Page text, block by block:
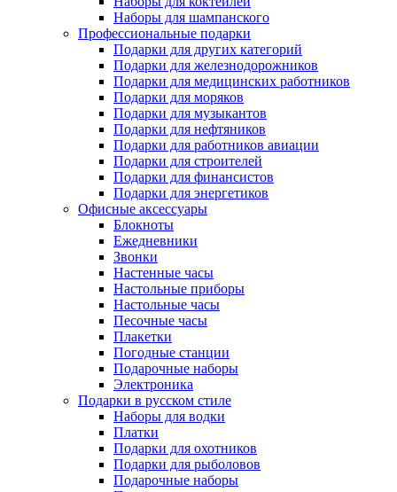
Наборы для шампанского
Профессиональные подарки
Подарки для других категорий
Подарки для железнодорожников
Подарки для медицинских работников
Подарки для моряков
Подарки для музыкантов
Подарки для нефтяников
Подарки для работников авиации
Подарки для строителей
Подарки для финансистов
Подарки для энергетиков
Офисные аксессуары
Блокноты
Ежедневники
Звонки
Настенные часы
Настольные приборы
Настольные часы
Песочные часы
Плакетки
Погодные станции
Подарочные наборы
Электроника
Подарки в русском стиле
Наборы для водки
Платки
Подарки для охотников
Подарки для рыболовов
Подарочные наборы